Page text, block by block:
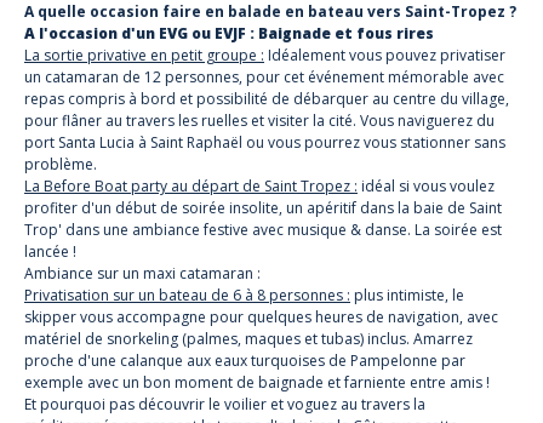
A quelle occasion faire en balade en bateau vers Saint-Tropez ?
A l'occasion d'un EVG ou EVJF : Baignade et fous rires
La sortie privative en petit groupe : Idéalement vous pouvez privatiser
un catamaran de 12 personnes, pour cet événement mémorable avec
repas compris à bord et possibilité de débarquer au centre du village,
pour flâner au travers les ruelles et visiter la cité. Vous naviguerez du
port Santa Lucia à Saint Raphaël ou vous pourrez vous stationner sans
problème.
La Before Boat party au départ de Saint Tropez : idéal si vous voulez
profiter d'un début de soirée insolite, un apéritif dans la baie de Saint
Trop' dans une ambiance festive avec musique & danse. La soirée est
lancée !
Ambiance sur un maxi catamaran :
Privatisation sur un bateau de 6 à 8 personnes : plus intimiste, le
skipper vous accompagne pour quelques heures de navigation, avec
matériel de snorkeling (palmes, maques et tubas) inclus. Amarrez
proche d'une calanque aux eaux turquoises de Pampelonne par
exemple avec un bon moment de baignade et farniente entre amis !
Et pourquoi pas découvrir le voilier et voguez au travers la